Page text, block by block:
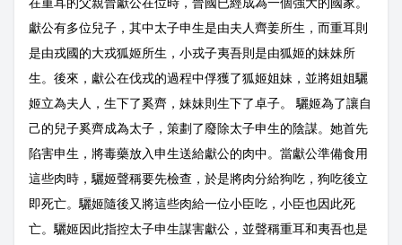
獻公有多位兒子，其中太子申生是由夫人齊姜所生，而重耳則
是由戎國的大戎狐姬所生，小戎子夷吾則是由狐姬的妹妹所
生。後來，獻公在伐戎的過程中俘獲了狐姬姐妹，並將姐姐驪
姬立為夫人，生下了奚齊，妹妹則生下了卓子。 驪姬為了讓自
己的兒子奚齊成為太子，策劃了廢除太子申生的陰謀。她首先
陷害申生，將毒藥放入申生送給獻公的肉中。當獻公準備食用
這些肉時，驪姬聲稱要先檢查，於是將肉分給狗吃，狗吃後立
即死亡。驪姬隨後又將這些肉給一位小臣吃，小臣也因此死
亡。驪姬因此指控太子申生謀害獻公，並聲稱重耳和夷吾也是